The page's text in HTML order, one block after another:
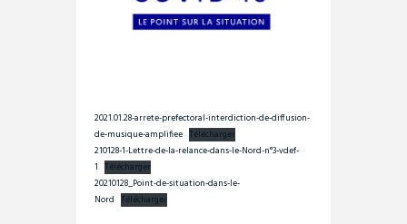
2021.01.28-arrete-prefectoral-interdiction-de-diffusion-
de-musique-amplifiee Télécharger
210128-1-Lettre-de-la-relance-dans-le-Nord-n°3-vdef-
1 Télécharger
20210128_Point-de-situation-dans-le-
Nord Télécharger